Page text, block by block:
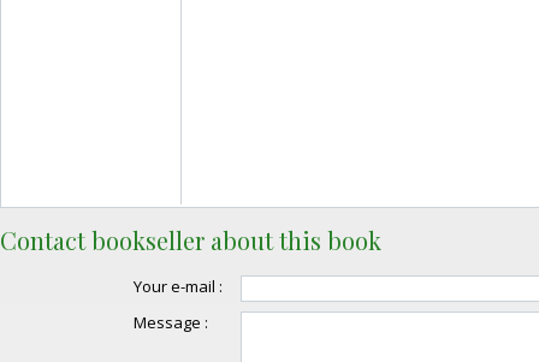
Contact bookseller about this book
Your e-mail :
Message :